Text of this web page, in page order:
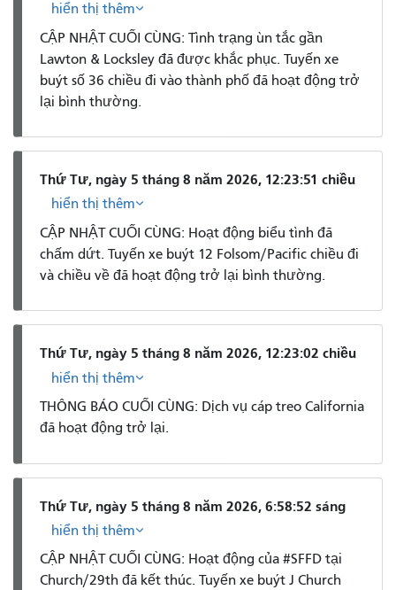
hiển thị thêm
CẬP NHẬT CUỐI CÙNG: Tình trạng ùn tắc gần
Lawton & Locksley đã được khắc phục. Tuyến xe
buýt số 36 chiều đi vào thành phố đã hoạt động trở
lại bình thường.
Thứ Tư, ngày 5 tháng 8 năm 2026, 12:23:51 chiều
hiển thị thêm
CẬP NHẬT CUỐI CÙNG: Hoạt động biểu tình đã
chấm dứt. Tuyến xe buýt 12 Folsom/Pacific chiều đi
và chiều về đã hoạt động trở lại bình thường.
Thứ Tư, ngày 5 tháng 8 năm 2026, 12:23:02 chiều
hiển thị thêm
THÔNG BÁO CUỐI CÙNG: Dịch vụ cáp treo California
đã hoạt động trở lại.
Thứ Tư, ngày 5 tháng 8 năm 2026, 6:58:52 sáng
hiển thị thêm
CẬP NHẬT CUỐI CÙNG: Hoạt động của #SFFD tại
Church/29th đã kết thúc. Tuyến xe buýt J Church